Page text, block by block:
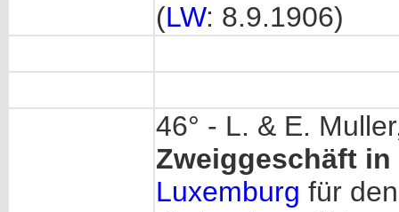
(LW: 8.9.1906)
46° - L. & E.
Zweiggeschäft in
Luxemburg für